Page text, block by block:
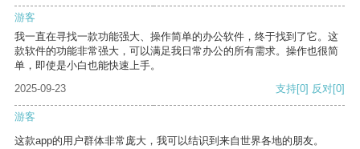
游客
我一直在寻找一款功能强大、操作简单的办公软件，终于找到了它。这
款软件的功能非常强大，可以满足我日常办公的所有需求。操作也很简
单，即使是小白也能快速上手。
2025-09-23
支持[0] 反对[0]
游客
这款app的用户群体非常庞大，我可以结识到来自世界各地的朋友。